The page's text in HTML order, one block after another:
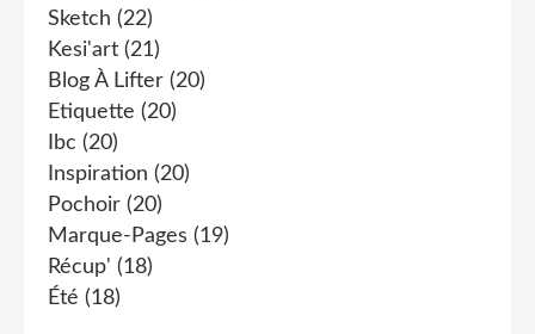
Sketch (22)
Kesi'art (21)
Blog À Lifter (20)
Etiquette (20)
Ibc (20)
Inspiration (20)
Pochoir (20)
Marque-Pages (19)
Récup' (18)
Été (18)